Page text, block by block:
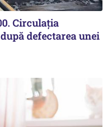
Circulația
defectarea unei